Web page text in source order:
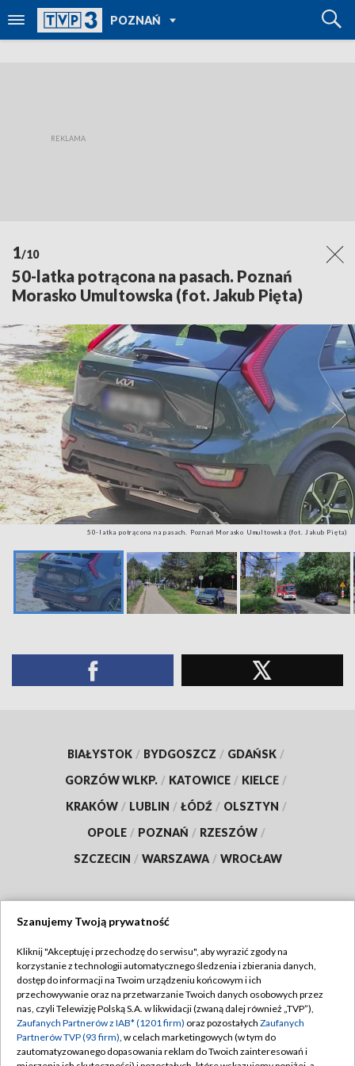
POZNAŃ
POWRÓT DO
TVP REGIONY
1/10
50-latka potrącona na pasach. Poznań
Morasko Umultowska (fot. Jakub Pięta)
50-latka potrącona na pasach. Poznań Morasko Umultowska (fot. Jakub Pięta)
BIAŁYSTOK / BYDGOSZCZ / GDAŃSK /
GORZÓW WLKP. / KATOWICE / KIELCE /
KRAKÓW / LUBLIN / ŁÓDŹ / OLSZTYN /
OPOLE / POZNAŃ / RZESZÓW /
SZCZECIN / WARSZAWA / WROCŁAW
TVP
Abonament TVP
Emisja w TVP
Centrum informacji TVP
Regulamin TVP
Polityka prywatności
Moje zgody
Szanujemy Twoją prywatność
Kliknij "Akceptuję i przechodzę do serwisu", aby wyrazić zgody na
korzystanie z technologii automatycznego śledzenia i zbierania danych,
dostęp do informacji na Twoim urządzeniu końcowym i ich
przechowywanie oraz na przetwarzanie Twoich danych osobowych przez
nas, czyli Telewizję Polską S.A. w likwidacji (zwaną dalej również „TVP”),
Zaufanych Partnerów z IAB* (1201 firm) oraz pozostałych Zaufanych
Partnerów TVP (93 firm), w celach marketingowych (w tym do
zautomatyzowanego dopasowania reklam do Twoich zainteresowań i